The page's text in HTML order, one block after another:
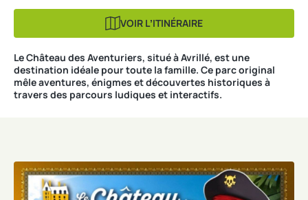
VOIR LʼITINÉRAIRE
Le Château des Aventuriers, situé à Avrillé, est une
destination idéale pour toute la famille. Ce parc original
mêle aventures, énigmes et découvertes historiques à
travers des parcours ludiques et interactifs.